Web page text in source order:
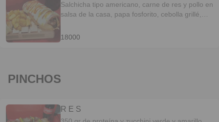
Salchicha tipo americano, carne de res y pollo en
salsa de la casa, papa fosforito, cebolla grillé,
papitas criollas
18000
PINCHOS
R E S